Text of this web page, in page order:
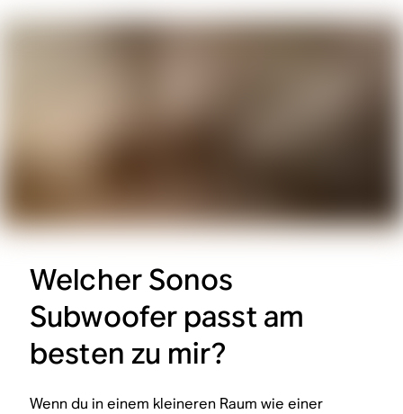
Welcher Sonos
Subwoofer passt am
besten zu mir?
Wenn du in einem kleineren Raum wie einer